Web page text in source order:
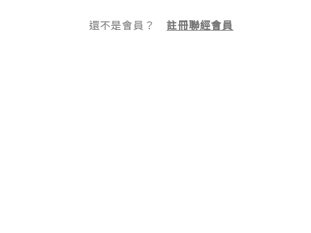
還不是會員？註冊聯經會員